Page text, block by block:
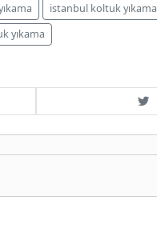
istanbul koltuk yıkama
yıkama